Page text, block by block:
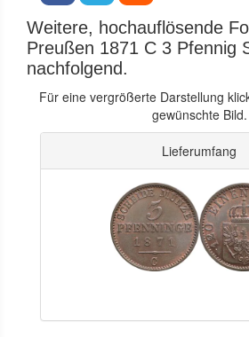
Weitere, hochauflösende
Preußen 1871 C 3 Pfennig
nachfolgend.
Für eine vergrößerte Darstellung
gewünschte Bild.
Lieferumfang